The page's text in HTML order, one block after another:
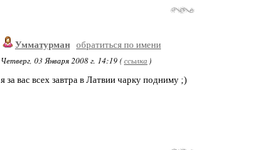
Умматурман обратиться по имени
Четверг, 03 Января 2008 г. 14:19 (ссылка )
я за вас всех завтра в Латвии чарку подниму ;)